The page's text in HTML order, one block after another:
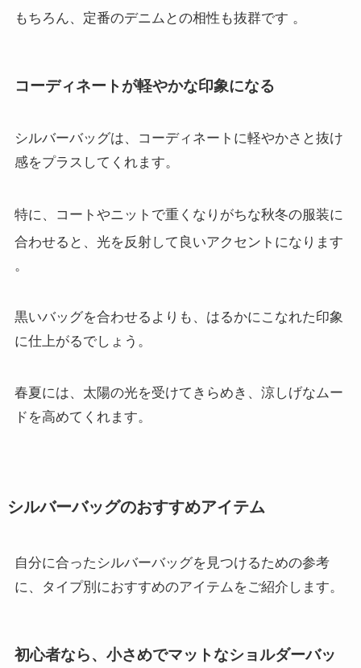
もちろん、定番のデニムとの相性も抜群です 。
コーディネートが軽やかな印象になる
シルバーバッグは、コーディネートに軽やかさと抜け
感をプラスしてくれます。
特に、コートやニットで重くなりがちな秋冬の服装に
合わせると、光を反射して良いアクセントになります
。
黒いバッグを合わせるよりも、はるかにこなれた印象
に仕上がるでしょう。
春夏には、太陽の光を受けてきらめき、涼しげなムー
ドを高めてくれます。
シルバーバッグのおすすめアイテム
自分に合ったシルバーバッグを見つけるための参考
に、タイプ別におすすめのアイテムをご紹介します。
初心者なら、小さめでマットなショルダーバッ